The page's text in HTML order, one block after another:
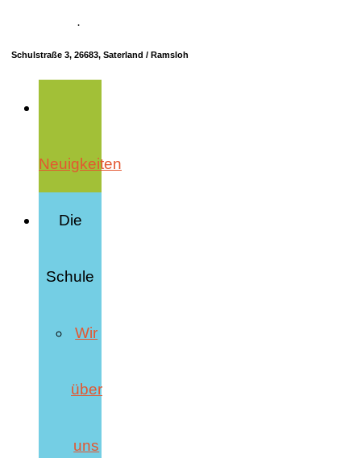
·
Schulstraße 3, 26683, Saterland / Ramsloh
Neuigkeiten
Die
Schule
Wir
über
uns